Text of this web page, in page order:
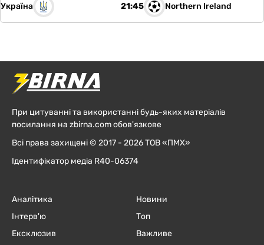
Україна 21:45 Northern Ireland
При цитуванні та використанні будь-яких матеріалів
посилання на zbirna.com обов'язкове
Всі права захищені © 2017 - 2026 ТОВ «ПМХ»
Ідентифікатор медіа R40-06374
Аналітика
Інтерв'ю
Ексклюзив
Новини
Топ
Важливе